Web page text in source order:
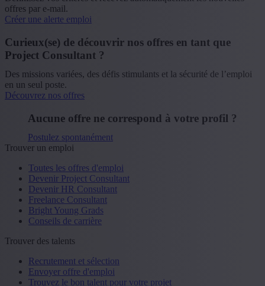
offres par e-mail.
Créer une alerte emploi
Curieux(se) de découvrir nos offres en tant que
Project Consultant ?
Des missions variées, des défis stimulants et la sécurité de l’emploi
en un seul poste.
Découvrez nos offres
Aucune offre ne correspond à votre profil ?
Postulez spontanément
Trouver un emploi
Toutes les offres d'emploi
Devenir Project Consultant
Devenir HR Consultant
Freelance Consultant
Bright Young Grads
Conseils de carrière
Trouver des talents
Recrutement et sélection
Envoyer offre d'emploi
Trouvez le bon talent pour votre projet